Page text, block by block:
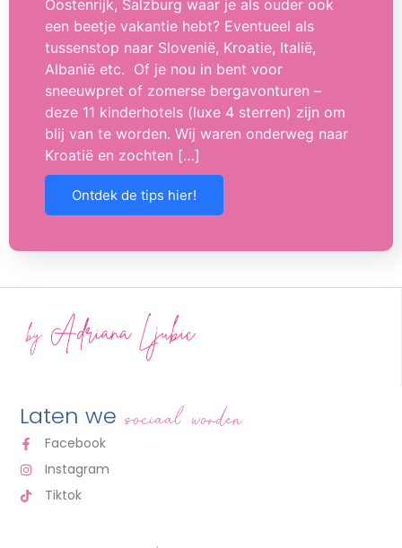
Oostenrijk, Salzburg waar je als ouder ook
een beetje vakantie hebt? Eventueel als
tussenstop naar Slovenië, Kroatie, Italië,
Albanië etc. Of je nou in bent voor
sneeuwpret of zomerse bergavonturen –
deze 11 kinderhotels (luxe 4 sterren) zijn om
blij van te worden. Wij waren onderweg naar
Kroatië en zochten […]
Ontdek de tips hier!
Laten we sociaal worden
Facebook
Instagram
Tiktok